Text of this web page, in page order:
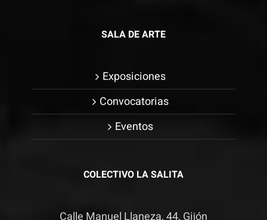
SALA DE ARTE
Exposiciones
Convocatorias
Eventos
COLECTIVO LA SALITA